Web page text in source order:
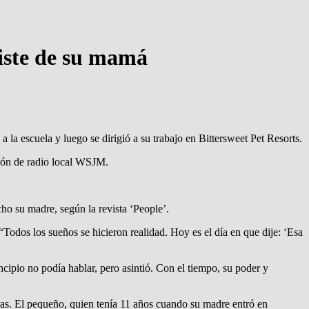
de su mamá
la escuela y luego se dirigió a su trabajo en Bittersweet Pet Resorts.
de radio local WSJM.
su madre, según la revista ‘People’.
los sueños se hicieron realidad. Hoy es el día en que dije: ‘Esa
no podía hablar, pero asintió. Con el tiempo, su poder y
El pequeño, quien tenía 11 años cuando su madre entró en